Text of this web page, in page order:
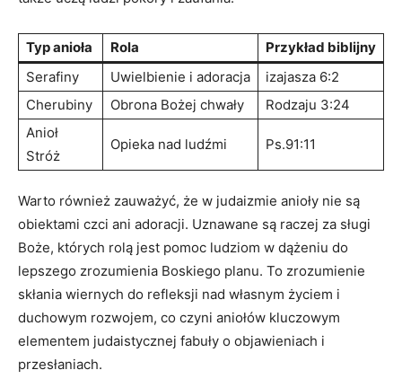
Typ anioła Rola
Przykład biblijny
Serafiny
Uwielbienie i adoracja
izajasza 6:2
Cherubiny
Obrona Bożej chwały
Rodzaju 3:24
Anioł
Stróż
Opieka nad ludźmi Ps.91:11
Warto również zauważyć, że w judaizmie anioły nie są
obiektami czci ani adoracji. Uznawane są raczej za sługi
Boże, których rolą jest pomoc ludziom w dążeniu do
lepszego zrozumienia Boskiego planu. To zrozumienie
skłania wiernych do refleksji nad własnym życiem i
duchowym rozwojem, co czyni aniołów kluczowym
elementem judaistycznej fabuły o objawieniach i
przesłaniach.